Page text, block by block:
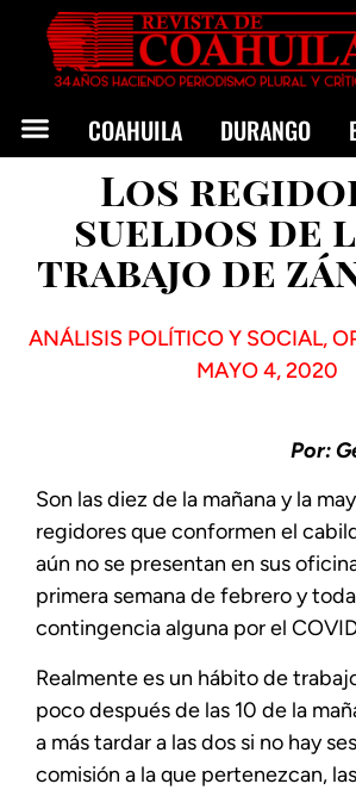
COAHUILA DURANGO
Los
sueldos de
trabajo de
ANÁLISIS POLÍTICO Y SOCIAL,
MAYO 4, 2020
Por:
Son las diez de la mañana y la
regidores que conformen el
aún no se presentan en sus
primera semana de febrero y
contingencia alguna por el
Realmente es un hábito de
poco después de las 10 de la
a más tardar a las dos si no hay
comisión a la que pertenezcan,